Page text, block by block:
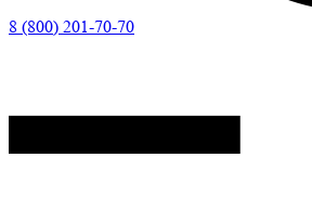
8 (800) 201-70-70